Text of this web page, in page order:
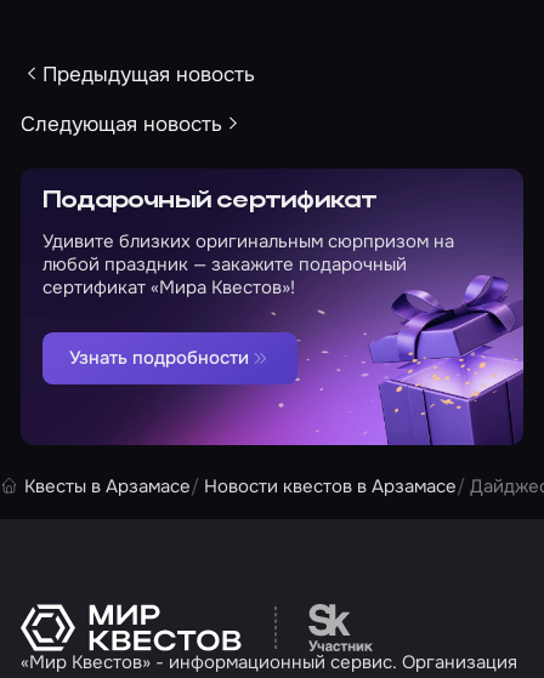
Предыдущая новость
Следующая новость
Подарочный сертификат
Удивите близких оригинальным сюрпризом на
любой праздник — закажите подарочный
сертификат «Мира Квестов»!
Узнать подробности
Квесты в Арзамасе Новости квестов в Арзамасе
Перейти на сайт
«Мир Квестов» - информационный сервис. Организация